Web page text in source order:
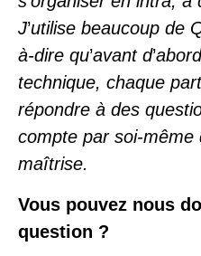
J’utilise beaucoup de
à-dire qu’avant d’
technique, chaque
répondre à des
compte par soi-même
maîtrise.
Vous pouvez nous
question ?